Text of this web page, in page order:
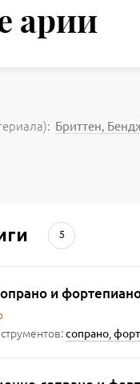
арии
Бриттен,
5
и
сопрано,